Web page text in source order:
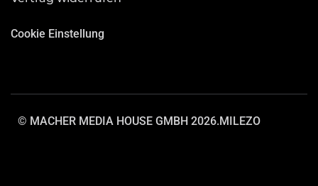
Cookie Einstellung
© MACHER MEDIA HOUSE GMBH 2026.MILEZO